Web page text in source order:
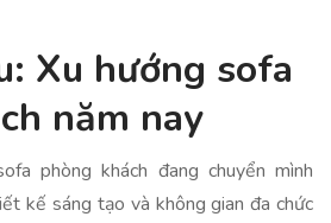
Xu hướng sofa
năm nay
phòng khách đang chuyển mình
kế sáng tạo và không gian đa chức